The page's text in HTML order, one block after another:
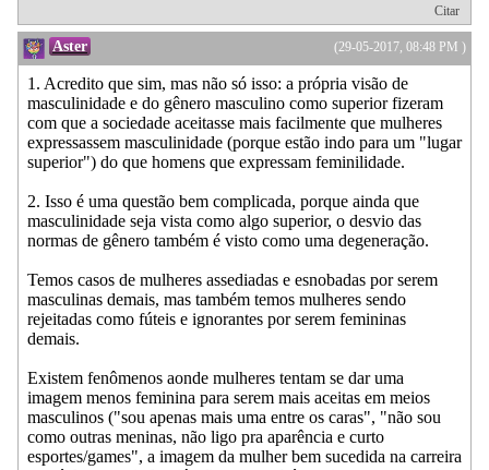
Citar
(29-05-2017, 08:48 PM )
Aster
1. Acredito que sim, mas não só isso: a própria visão de
masculinidade e do gênero masculino como superior fizeram
com que a sociedade aceitasse mais facilmente que mulheres
expressassem masculinidade (porque estão indo para um "lugar
superior") do que homens que expressam feminilidade.
2. Isso é uma questão bem complicada, porque ainda que
masculinidade seja vista como algo superior, o desvio das
normas de gênero também é visto como uma degeneração.
Temos casos de mulheres assediadas e esnobadas por serem
masculinas demais, mas também temos mulheres sendo
rejeitadas como fúteis e ignorantes por serem femininas
demais.
Existem fenômenos aonde mulheres tentam se dar uma
imagem menos feminina para serem mais aceitas em meios
masculinos ("sou apenas mais uma entre os caras", "não sou
como outras meninas, não ligo pra aparência e curto
esportes/games", a imagem da mulher bem sucedida na carreira